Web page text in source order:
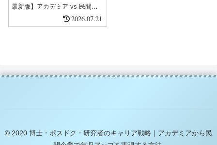
最新版】アカデミア vs 民間企
業 キャリア満足度徹底比較ガイ
ド", "description": "大学・研究
を15,000字で徹底比較。博士・
2026.07.21
© 2020 博士・ポスドク・研究者のキャリア戦略｜アカデミアから民